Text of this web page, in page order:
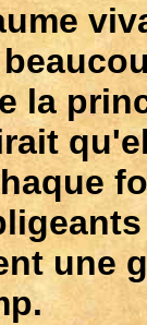
la
une